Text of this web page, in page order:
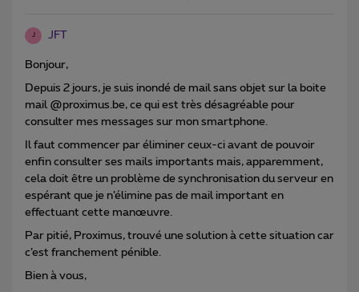
J JFT
Bonjour,
Depuis 2 jours, je suis inondé de mail sans objet sur la boite
mail @proximus.be, ce qui est très désagréable pour
consulter mes messages sur mon smartphone.
Il faut commencer par éliminer ceux-ci avant de pouvoir
enfin consulter ses mails importants mais, apparemment,
cela doit être un problème de synchronisation du serveur en
espérant que je n’élimine pas de mail important en
effectuant cette manœuvre.
Par pitié, Proximus, trouvé une solution à cette situation car
c’est franchement pénible.
Bien à vous,